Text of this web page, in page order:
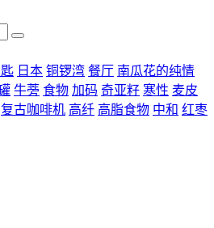
日本 铜锣湾 餐厅 南瓜花的纯情
牛蒡 食物 加码 奇亚籽 寒性 麦皮
复古咖啡机 高纤 高脂食物 中和 红枣